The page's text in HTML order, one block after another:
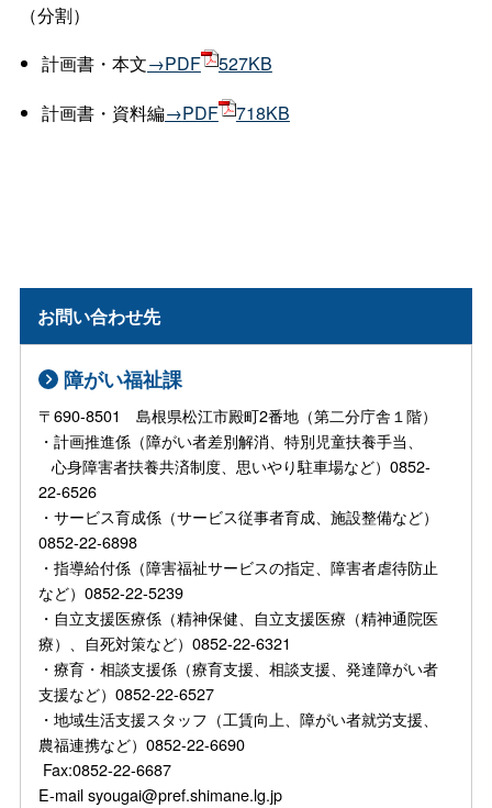
（分割）
計画書・本文→PDF
527KB
計画書・資料編→PDF 718KB
お問い合わせ先
障がい福祉課
〒690-8501 島根県松江市殿町2番地（第二分庁舎１階）
・計画推進係（障がい者差別解消、特別児童扶養手当、
心身障害者扶養共済制度、思いやり駐車場など）0852-
22-6526
・サービス育成係（サービス従事者育成、施設整備など）
0852-22-6898
・指導給付係（障害福祉サービスの指定、障害者虐待防止
など）0852-22-5239
・自立支援医療係（精神保健、自立支援医療（精神通院医
療）、自死対策など）0852-22-6321
・療育・相談支援係（療育支援、相談支援、発達障がい者
支援など）0852-22-6527
・地域生活支援スタッフ（工賃向上、障がい者就労支援、
農福連携など）0852-22-6690
Fax:0852-22-6687
E-mail syougai@pref.shimane.lg.jp